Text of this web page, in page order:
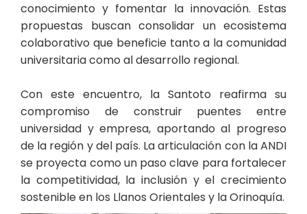
conocimiento y fomentar la innovación. Estas
propuestas buscan consolidar un ecosistema
colaborativo que beneficie tanto a la comunidad
universitaria como al desarrollo regional.
Con este encuentro, la Santoto reafirma su
compromiso de construir puentes entre
universidad y empresa, aportando al progreso
de la región y del país. La articulación con la ANDI
se proyecta como un paso clave para fortalecer
la competitividad, la inclusión y el crecimiento
sostenible en los Llanos Orientales y la Orinoquía.